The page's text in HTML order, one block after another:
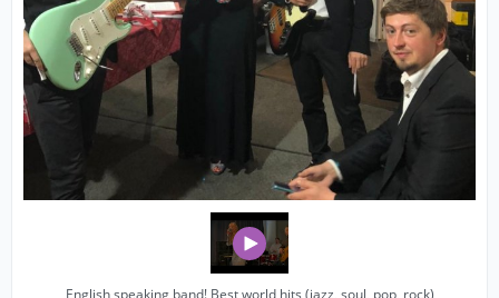
English speaking band! Best world hits (jazz, soul, pop, rock)